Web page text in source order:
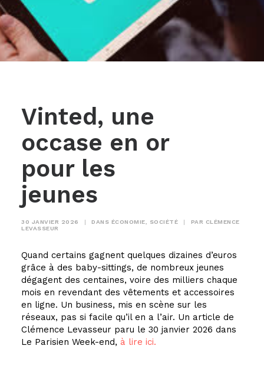
Vinted, une
occase en or
pour les
jeunes
30 JANVIER 2026 | DANS ÉCONOMIE SOCIÉTÉ | PAR CLÉMENCE
LEVASSEUR
Quand certains gagnent quelques dizaines d’euros
grâce à des baby-sittings, de nombreux jeunes
dégagent des centaines, voire des milliers chaque
mois en revendant des vêtements et accessoires
en ligne. Un business, mis en scène sur les
réseaux, pas si facile qu’il en a l’air. Un article de
Clémence Levasseur paru le 30 janvier 2026 dans
Le Parisien Week-end, à lire ici.